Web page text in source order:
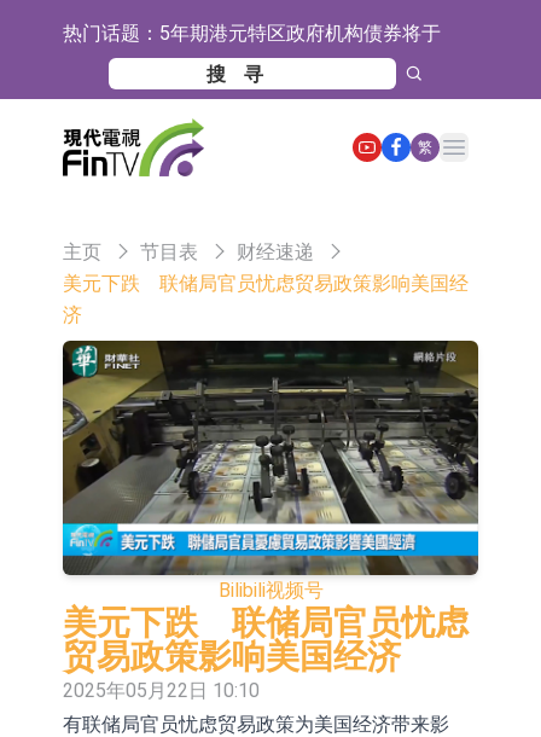
热门话题： 5年期港元特区政府机构债券将于
2026年8月12日透过重开进行投标
1年期港元隔夜平均指数挂钩债券将
于2026年8月12日进行投标
香港证监会就中国糖果前高管的失当
行为取得13年取消资格令
【异动股】港股跌幅榜前十，融信中
团(02215.HK)跌35.71%
统工程股权(02902.HK)涨+218.75%，
地纬智能：暂未开展对外的语料商业
PCB、电子元器件等电子及机械产业
链一站式研发智造服务
工信部：鼓励民爆企业依法依规实施
重组整合
工信部：到2030年形成3-5家具有较
强国际运营能力的大型民爆企业集团
因美纳：首批由中国生产制造基地生
产的本土化产品完成客户交付
鲁阳节能：公司汽车衬垫 CCMAX、
E2K、HBD系列产品已实现量产销售
日韩股市收盘双双下挫
北京君正：预计后续仍将主要采用季
度调价的模式
【异动股】汽车整车板块下挫，北汽
蓝谷(600733.CN)跌6.38%
【异动股】港股涨幅榜前十，生物系
繁
Open main menu
主页 节目表
财经速递
美元下跌 联储局官员忧虑贸易政策影响美国经
济
Bilibili视频号
美元下跌 联储局官员忧虑
贸易政策影响美国经济
2025年05月22日 10:10
有联储局官员忧虑贸易政策为美国经济带来影